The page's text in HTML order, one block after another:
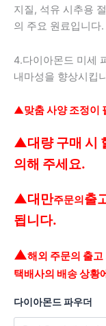
지질, 석유 시추용
의 주요 원료입니다.
4.다이아몬드 미세
내마성을 향상시킵
▲맞춤 사양 조정이
▲대량 구매 시
의해 주세요.
▲대만주문의출
됩니다.
▲해외 주문의 출
택배사의 배송 상황
다이아몬드 파우더